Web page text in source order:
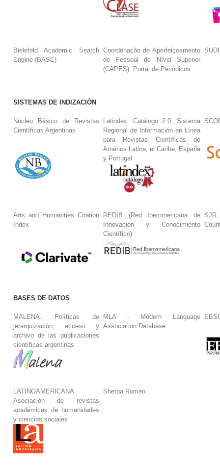
Bielefeld Academic Search
Engine (BASE)
Coordenação de Aperfeiçoamento
de Pessoal de Nível Superior
(CAPES). Portal de Periódicos
SISTEMAS DE INDIZACIÓN
Núcleo Básico de Revistas
Científicas Argentinas
Latindex. Catálogo 2.0. Sistema
Regional de Información en Línea
para Revistas Científicas de
América Latina, el Caribe, España
y Portugal
Arts and Humanities Citation
Index
REDIB (Red Iberomericana de
Innovación y Conocimiento
Científico)
BASES DE DATOS
MALENA. Políticas de
jerarquización, acceso y
archivo de las publicaciones
científicas argentinas
MLA - Modern Language
Association Database
LATINOAMERICANA.
Asociación de revistas
académicas de humanidades
y ciencias sociales
Sherpa Romeo